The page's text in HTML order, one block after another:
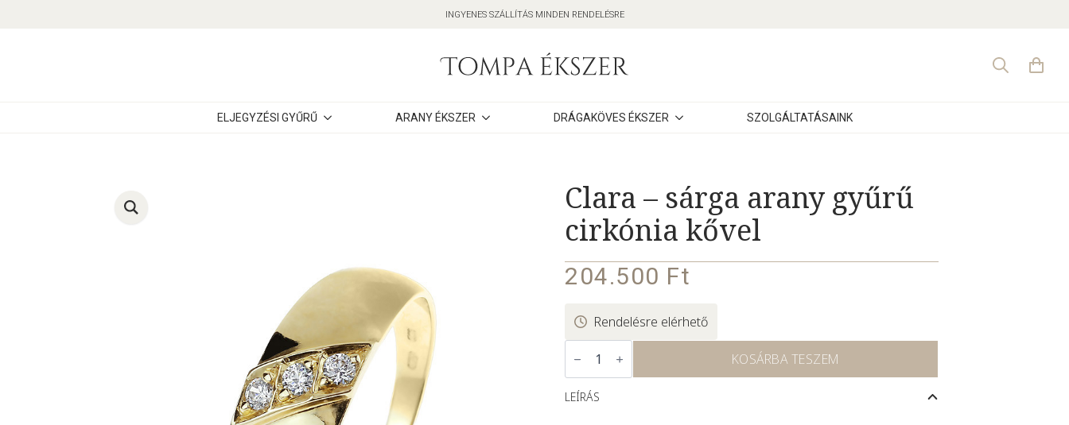
INGYENES SZÁLLÍTÁS MINDEN RENDELÉSRE
ELJEGYZÉSI GYŰRŰ ARANY ÉKSZER DRÁGAKÖVES ÉKSZER SZOLGÁLTATÁSAINK
Clara – sárga arany gyűrű
cirkónia kővel
204.500 Ft
Rendelésre elérhető
Clara
arany
gyűrű
KOSÁRBA TESZEM
LEÍRÁS